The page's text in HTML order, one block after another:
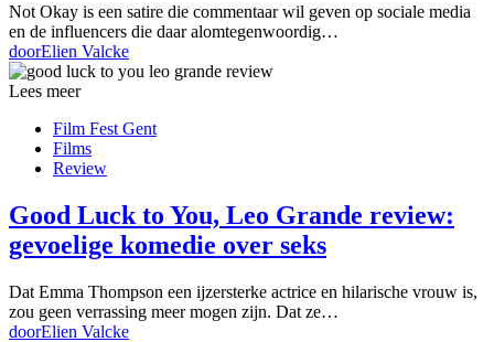
Not Okay is een satire die commentaar wil geven op sociale media
en de influencers die daar alomtegenwoordig…
doorElien Valcke
Lees meer
Film Fest Gent
Films
Review
Good Luck to You, Leo Grande review:
gevoelige komedie over seks
Dat Emma Thompson een ijzersterke actrice en hilarische vrouw is,
zou geen verrassing meer mogen zijn. Dat ze…
doorElien Valcke